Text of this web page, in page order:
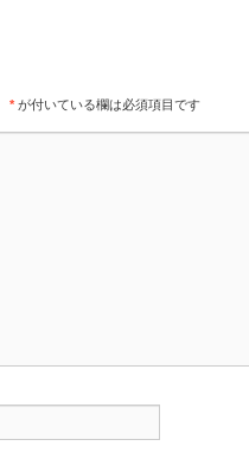
* が付いている欄は必須項目です